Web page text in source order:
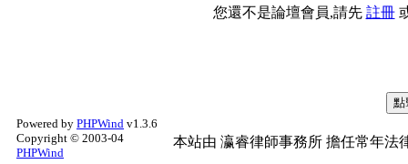
您還不是論壇會員,請先 註冊
Powered by PHPWind v1.3.6
Copyright © 2003-04
PHPWind
本站由 瀛睿律師事務所 擔任常年法